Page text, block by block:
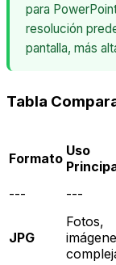
para
resolución
pantalla, más
Tabla
Formato Uso
--- ---
JPG
Fotos,